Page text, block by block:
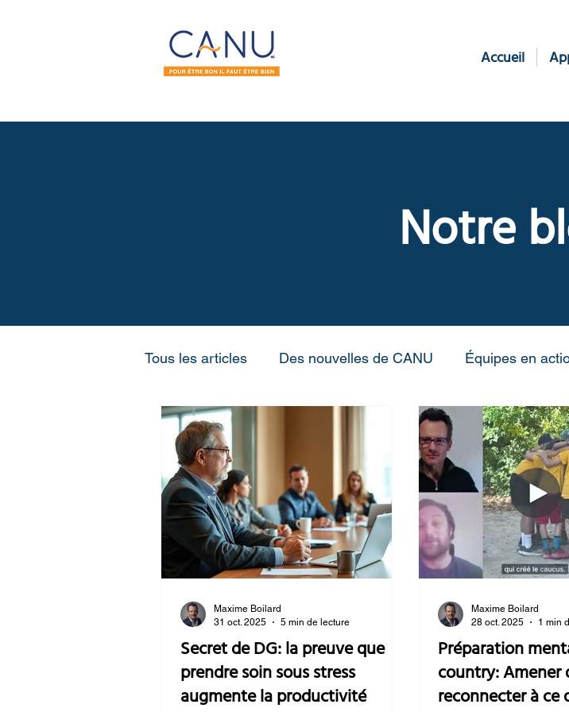
Accueil
Notre
Tous les articles Des nouvelles de CANU Équipes en
La stratégie pour les personnes FAQ
Secret de DG: la preuve que
prendre soin sous stress
augmente la productivité
Maxime Boilard
31 oct. 2025
5 min de lecture
Préparation
country: Amener
reconnecter à ce
Maxime Boilard
28 oct. 2025
1 min